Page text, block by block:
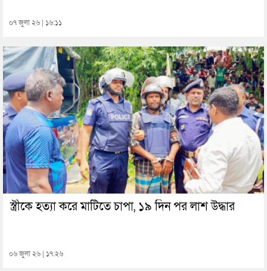
০৭ জুলা ২৬ | ১৬:১১
স্ত্রীকে হত্যা করে মাটিতে চাপা, ১৯ দিন পর লাশ উদ্ধার
০৬ জুলা ২৬ | ১৭:২৬